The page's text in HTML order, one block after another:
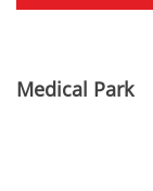
Medical Park